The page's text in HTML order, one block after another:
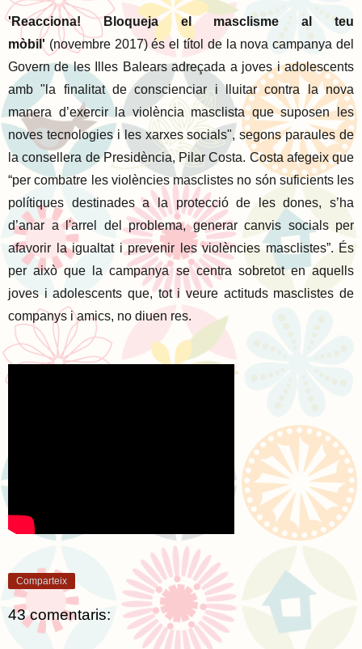
'Reacciona! Bloqueja el masclisme al teu
mòbil' (novembre 2017) és el títol de la nova campanya del
Govern de les Illes Balears adreçada a joves i adolescents
amb "la finalitat de conscienciar i lluitar contra la nova
manera d’exercir la violència masclista que suposen les
noves tecnologies i les xarxes socials", segons paraules de
la consellera de Presidència, Pilar Costa. Costa afegeix que
“per combatre les violències masclistes no són suficients les
polítiques destinades a la protecció de les dones, s’ha
d’anar a l'arrel del problema, generar canvis socials per
afavorir la igualtat i prevenir les violències masclistes”. És
per això que la campanya se centra sobretot en aquells
joves i adolescents que, tot i veure actituds masclistes de
companys i amics, no diuen res.
Comparteix
43 comentaris: